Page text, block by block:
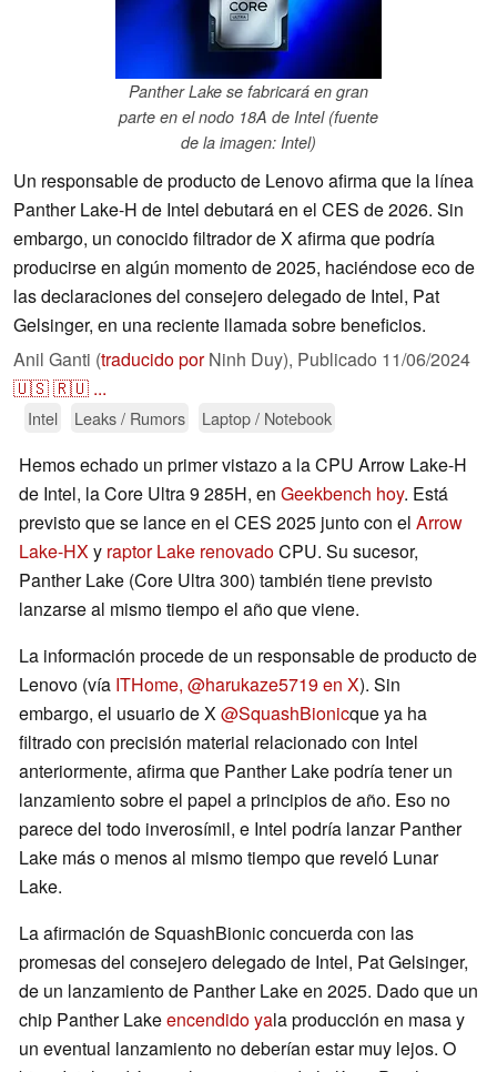
Panther Lake se fabricará en gran
parte en el nodo 18A de Intel (fuente
de la imagen: Intel)
Un responsable de producto de Lenovo afirma que la línea
Panther Lake-H de Intel debutará en el CES de 2026. Sin
embargo, un conocido filtrador de X afirma que podría
producirse en algún momento de 2025, haciéndose eco de
las declaraciones del consejero delegado de Intel, Pat
Gelsinger, en una reciente llamada sobre beneficios.
Anil Ganti (traducido porNinh Duy), Publicado 11/06/2024
🇺🇸🇷🇺 ...
Intel Leaks / Rumors Laptop / Notebook
Hemos echado un primer vistazo a la CPU Arrow Lake-H
de Intel, la Core Ultra 9 285H, en Geekbench hoy. Está
previsto que se lance en el CES 2025 junto con el Arrow
Lake-HXy raptor Lake renovadoCPU. Su sucesor,
Panther Lake (Core Ultra 300) también tiene previsto
lanzarse al mismo tiempo el año que viene.
La información procede de un responsable de producto de
Lenovo (vía ITHome, @harukaze5719 en X). Sin
embargo, el usuario de X@SquashBionicque ya ha
filtrado con precisión material relacionado con Intel
anteriormente, afirma que Panther Lake podría tener un
lanzamiento sobre el papel a principios de año. Eso no
parece del todo inverosímil, e Intel podría lanzar Panther
Lake más o menos al mismo tiempo que reveló Lunar
Lake.
La afirmación de SquashBionic concuerda con las
promesas del consejero delegado de Intel, Pat Gelsinger,
de un lanzamiento de Panther Lake en 2025. Dado que un
chip Panther Lakeencendido yala producción en masa y
un eventual lanzamiento no deberían estar muy lejos. O